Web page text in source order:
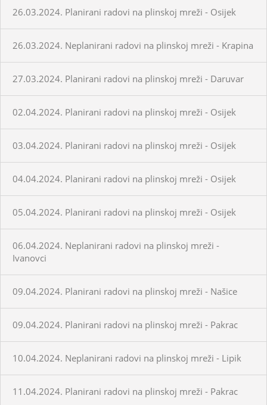
26.03.2024. Planirani radovi na plinskoj mreži - Osijek
26.03.2024. Neplanirani radovi na plinskoj mreži - Krapina
27.03.2024. Planirani radovi na plinskoj mreži - Daruvar
02.04.2024. Planirani radovi na plinskoj mreži - Osijek
03.04.2024. Planirani radovi na plinskoj mreži - Osijek
04.04.2024. Planirani radovi na plinskoj mreži - Osijek
05.04.2024. Planirani radovi na plinskoj mreži - Osijek
06.04.2024. Neplanirani radovi na plinskoj mreži -
Ivanovci
09.04.2024. Planirani radovi na plinskoj mreži - Našice
09.04.2024. Planirani radovi na plinskoj mreži - Pakrac
10.04.2024. Neplanirani radovi na plinskoj mreži - Lipik
11.04.2024. Planirani radovi na plinskoj mreži - Pakrac